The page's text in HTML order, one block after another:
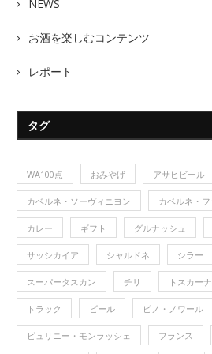
NEWS
お酒を楽しむコンテンツ
レポート
タグ
WA100点 おみやげ アサヒビール
カベルネ・ソーヴィニヨン カベルネ・
カレー ギフト グルナッシュ
サッシカイア シャルドネ シラー
スーパータスカン チリ トスカーナ
トラック ビール ピノ・ノワール
ピュリニー・モンラッシェ フランス